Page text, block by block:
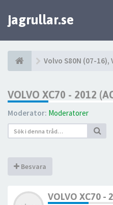
jagrullar.se
Volvo S80N (07-16),
VOLVO XC70 - 2012
Moderator: Moderatorer
Besvara
VOLVO XC70 -